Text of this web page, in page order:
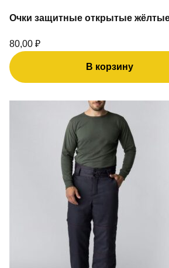
Очки защитные открытые
80,00 ₽
В корзину